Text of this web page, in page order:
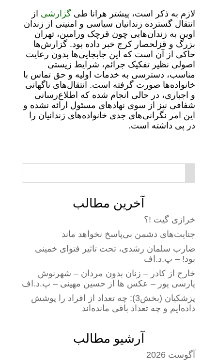
لازم به ذکر است، پیشتر هرانا طی گزارشی از
انتقال گسترده زندانیان سیاسی و امنیتی از زندان
اوین به زندان‌هایی چون قرچک ورامین، تهران
بزرگ و قزلحصار کرج خبر داده بود. گزارش‌ها
حاکی از آن است که این جابجایی‌ها بدون رعایت
اصولی نظیر تفکیک جرائم، شرایط زیستی
مناسب، دسترسی به خدمات اولیه و حق تماس با
خانواده‌ها صورت گرفته است. انتقال‌های ناگهانی
و اجباری، در حالی انجام شده که اطلاع‌رسانی
شفافی نیز از سوی نهادهای مسئول ارائه نشده و
این امر نگرانی‌های جدی خانواده‌های زندانیان را
در پی داشته است.
آخرین مطالب
خرازی گیت !؟
جنایت‌های دشمن بی‌پاسخ نخواهد ماند
ضارب سلمان رشدی، تحت تاثیر فتوای خمینی
بود! – پ.د.اف
خارج از کادر – زنان بدون مردان – شهرنوش
پارسی پور – عکس ها از حسین مهینی – پ.د.اف
پزشکیان (بخش3): چه تعداد از افراد را پوشش
داده‌ایم و چه تعداد باقی مانده‌اند
آرشیو مطالب
آگوست 2026